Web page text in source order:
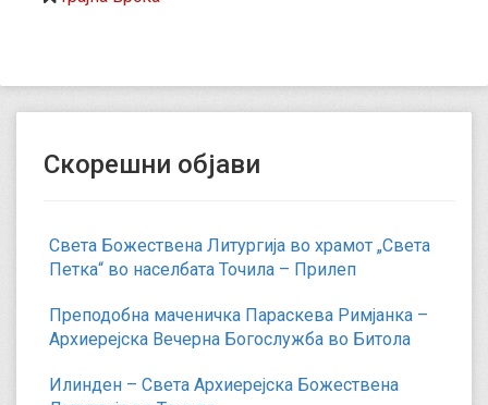
Скорешни објави
Света Божествена Литургија во храмот „Света
Петка“ во населбата Точила – Прилеп
Преподобна маченичка Параскева Римјанка –
Архиерејска Вечерна Богослужба во Битола
Илинден – Света Архиерејска Божествена